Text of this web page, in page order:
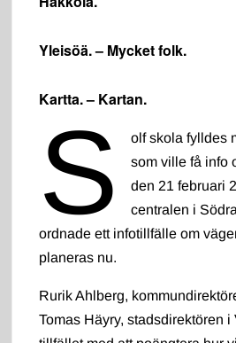
Yleisöä. – Mycket folk.
Kartta. – Kartan.
S
olf skola fylldes
som ville få info
den 21 februari
centralen i
ordnade ett infotillfälle om
planeras nu.
Rurik Ahlberg,
Tomas Häyry, stadsdirektören